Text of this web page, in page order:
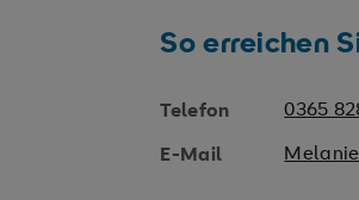
So erreichen
Telefon
0365
E-Mail